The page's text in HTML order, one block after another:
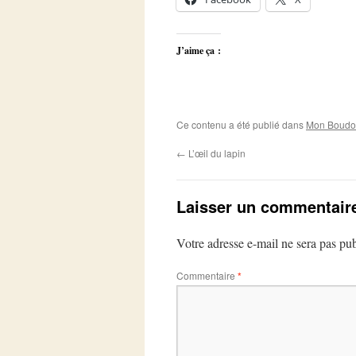
J’aime ça :
Ce contenu a été publié dans Mon
← L’œil du lapin
Laisser un
Votre adresse e-mail ne sera pas
Commentaire *